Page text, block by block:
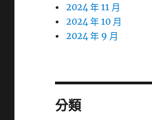
2024 年 11 月
2024 年 10 月
2024 年 9 月
分類